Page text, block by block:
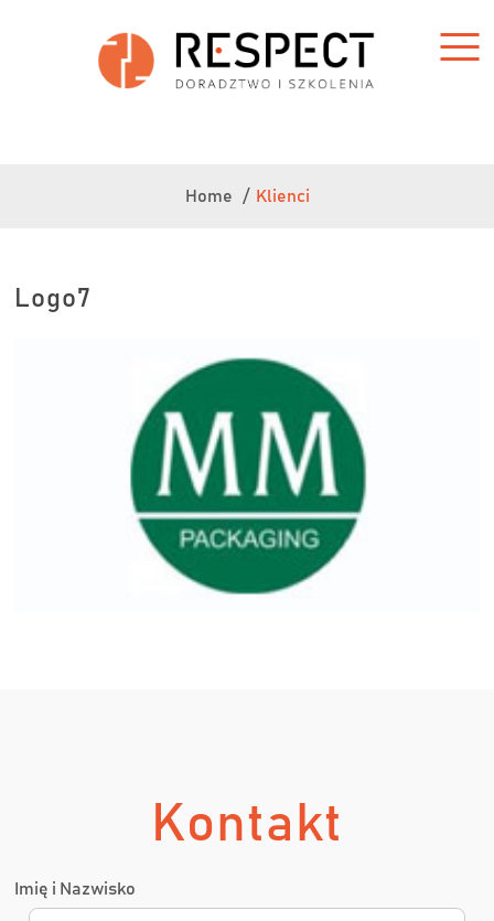
Home / Klienci
Logo7
Kontakt
Imię i Nazwisko